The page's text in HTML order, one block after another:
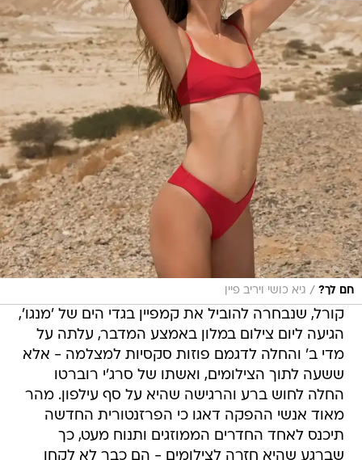
חם לך? / גיא כושי ויריב פיין
קורל, שנבחרה להוביל את קמפיין בגדי הים של 'מנגו',
הגיעה ליום צילום במלון באמצע המדבר, עלתה על
מדי ב' והחלה לדגמם פוזות סקסיות למצלמה - אלא
ששעה לתוך הצילומים, ואשתו של סרג'י רוברטו
החלה לחוש ברע והרגישה שהיא על סף עילפון. מהר
מאוד אנשי ההפקה דאגו כי הפרזנטורית החדשה
תיכנס לאחד החדרים הממוזגים ותנוח מעט, כך
שברגע שהיא חזרה לצילומים - הם כבר לא לקחו